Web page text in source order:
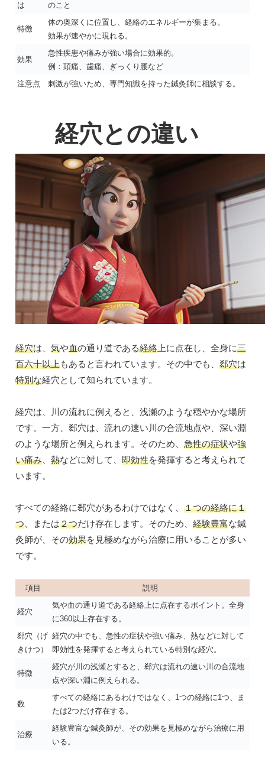
は のこと
特徴
体の奥深くに位置し、経絡のエネルギーが集まる。
効果が速やかに現れる。
効果
急性疾患や痛みが強い場合に効果的。
例：頭痛、歯痛、ぎっくり腰など
注意点
刺激が強いため、専門知識を持った鍼灸師に相談する。
経穴との違い
経穴は、 気や血の通り道である経絡上に点在し、全身に三
百六十以上もあると言われています。その中でも、 郄穴は
特別な経穴として知られています。
経穴は、川の流れに例えると、浅瀬のような穏やかな場所
です。一方、郄穴は、流れの速い川の合流地点や、深い淵
のような場所と例えられます。そのため、 急性の症状や強
い痛み、 熱などに対して、 即効性を発揮すると考えられて
います。
すべての経絡に郄穴があるわけではなく、 １つの経絡に１
つ、または２つだけ存在します。そのため、 経験豊富な鍼
灸師が、その効果を見極めながら治療に用いることが多い
です。
項目 説明
経穴
気や血の通り道である経絡上に点在するポイント。全身
に360以上存在する。
郄穴（げ
きけつ）
経穴の中でも、急性の症状や強い痛み、熱などに対して
即効性を発揮すると考えられている特別な経穴。
特徴
経穴が川の浅瀬とすると、郄穴は流れの速い川の合流地
点や深い淵に例えられる。
数
すべての経絡にあるわけではなく、1つの経絡に1つ、ま
たは2つだけ存在する。
治療
経験豊富な鍼灸師が、その効果を見極めながら治療に用
いる。